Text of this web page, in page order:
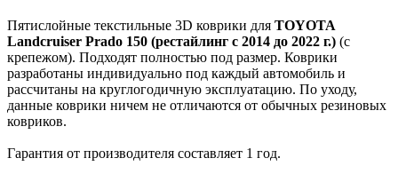
Пятислойные текстильные 3D коврики для TOYOTA
Landcruiser Prado 150 (рестайлинг с 2014 до 2022 г.) (с
крепежом). Подходят полностью под размер. Коврики
разработаны индивидуально под каждый автомобиль и
рассчитаны на круглогодичную эксплуатацию. По уходу,
данные коврики ничем не отличаются от обычных резиновых
ковриков.
Гарантия от производителя составляет 1 год.